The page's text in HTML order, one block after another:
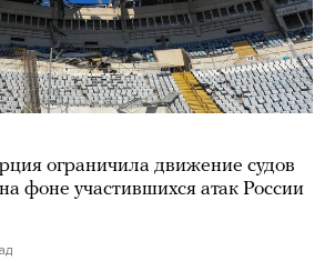
ограничила движение судов
фоне участившихся атак России